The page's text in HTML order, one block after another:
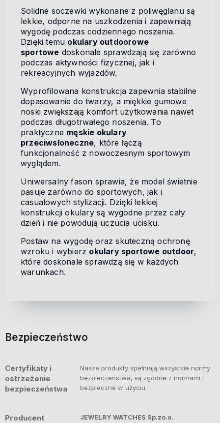
Solidne soczewki wykonane z poliwęglanu są
lekkie, odporne na uszkodzenia i zapewniają
wygodę podczas codziennego noszenia.
Dzięki temu okulary outdoorowe
sportowe doskonale sprawdzają się zarówno
podczas aktywności fizycznej, jak i
rekreacyjnych wyjazdów.
Wyprofilowana konstrukcja zapewnia stabilne
dopasowanie do twarzy, a miękkie gumowe
noski zwiększają komfort użytkowania nawet
podczas długotrwałego noszenia. To
praktyczne męskie okulary
przeciwsłoneczne, które łączą
funkcjonalność z nowoczesnym sportowym
wyglądem.
Uniwersalny fason sprawia, że model świetnie
pasuje zarówno do sportowych, jak i
casualowych stylizacji. Dzięki lekkiej
konstrukcji okulary są wygodne przez cały
dzień i nie powodują uczucia ucisku.
Postaw na wygodę oraz skuteczną ochronę
wzroku i wybierz okulary sportowe outdoor,
które doskonale sprawdzą się w każdych
warunkach.
Bezpieczeństwo
Certyfikaty i
ostrzeżenie
bezpieczeństwa
Nasze produkty spełniają wszystkie normy
bezpieczeństwa, są zgodne z normami i
bezpieczne w użyciu.
Producent
JEWELRY WATCHES Sp.zo.o.